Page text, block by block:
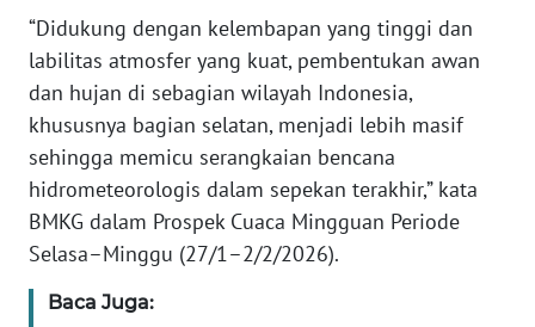
“Didukung dengan kelembapan yang tinggi dan
labilitas atmosfer yang kuat, pembentukan awan
dan hujan di sebagian wilayah Indonesia,
khususnya bagian selatan, menjadi lebih masif
sehingga memicu serangkaian bencana
hidrometeorologis dalam sepekan terakhir,” kata
BMKG dalam Prospek Cuaca Mingguan Periode
Selasa–Minggu (27/1–2/2/2026).
Baca Juga:
KONTAK
KAMI
INFO
TENTANG
KAMI